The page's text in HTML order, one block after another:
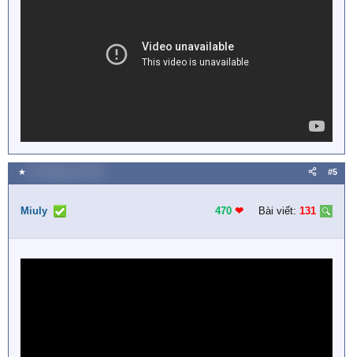
★ #5
Miuly 470 ❤︎ Bài viết: 131